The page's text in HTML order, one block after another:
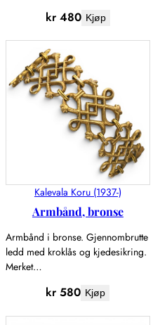
kr480 Kjøp
Kalevala Koru (1937-)
Armbånd, bronse
Armbånd i bronse. Gjennombrutte
ledd med kroklås og kjedesikring.
Merket…
kr 580 Kjøp